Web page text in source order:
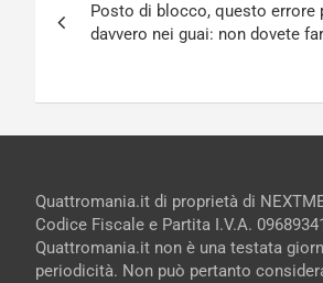
articoli
Posto di blocco, questo errore
davvero nei guai: non dovete
Quattromania.it di proprietà di
Codice Fiscale e Partita I.V.A.
Quattromania.it non è una testata
periodicità. Non può pertanto